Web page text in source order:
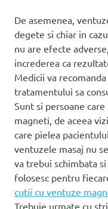
De asemenea,
degete si chiar in
nu are efecte
increderea ca
Medicii va
tratamentului sa
Sunt si persoane
magneti, de aceea
care pielea
ventuzele masaj nu
va trebui schimbata
folosesc pentru
cutii cu ventuze
Trebuie urmate cu